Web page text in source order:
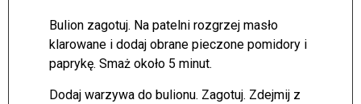
Bulion zagotuj. Na patelni rozgrzej masło
klarowane i dodaj obrane pieczone pomidory i
paprykę. Smaż około 5 minut.
Dodaj warzywa do bulionu. Zagotuj. Zdejmij z